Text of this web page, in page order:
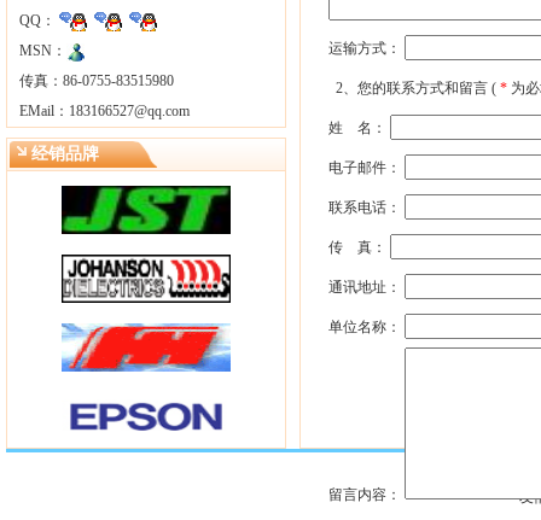
QQ：
MSN：
传真：86-0755-83515980
EMail： 183166527@qq.com
经销品牌
运输方式：
2、您的联系方式和留言 (* 为
姓 名：
电子邮件：
联系电话：
传 真：
通讯地址：
单位名称：
留言内容： 友